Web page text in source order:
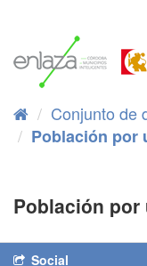
Conjunto de
Población por
Población
Social